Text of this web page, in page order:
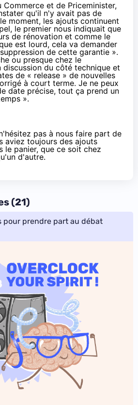
Commerce et de Priceminister,
qu'il n'y avait pas de
moment, les ajouts continuent
le premier nous indiquait que
de rénovation et comme le
est lourd, cela va demander
de cette garantie ».
ou presque chez le
discussion du côté technique et
de « release » de nouvelles
à court terme. Je ne peux
date précise, tout ça prend un
».
pas à nous faire part de
aviez toujours des ajouts
le panier, que ce soit chez
d'autre.
(21)
pour prendre part au débat